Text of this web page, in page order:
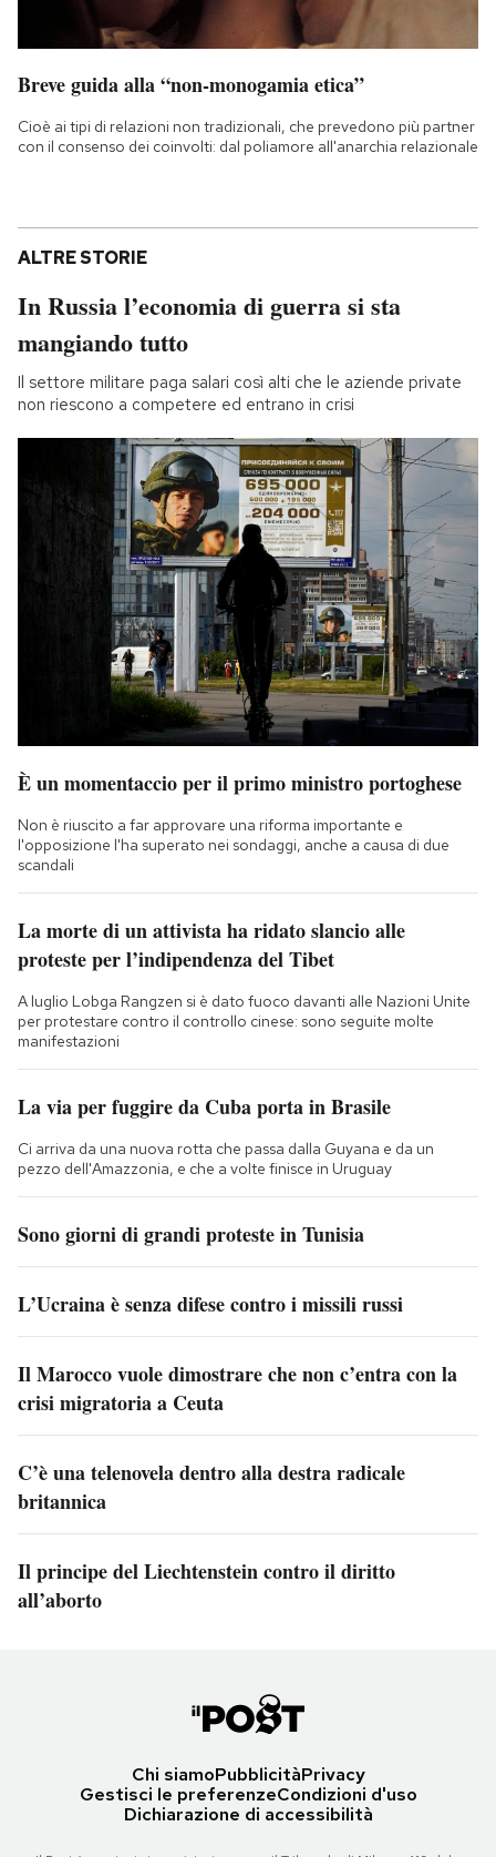
Breve guida alla “non-monogamia etica”
Cioè ai tipi di relazioni non tradizionali, che prevedono più partner
con il consenso dei coinvolti: dal poliamore all'anarchia relazionale
ALTRE STORIE
In Russia l’economia di guerra si sta
mangiando tutto
Il settore militare paga salari così alti che le aziende private
non riescono a competere ed entrano in crisi
È un momentaccio per il primo ministro portoghese
Non è riuscito a far approvare una riforma importante e
l'opposizione l'ha superato nei sondaggi, anche a causa di due
scandali
La morte di un attivista ha ridato slancio alle
proteste per l’indipendenza del Tibet
A luglio Lobga Rangzen si è dato fuoco davanti alle Nazioni Unite
per protestare contro il controllo cinese: sono seguite molte
manifestazioni
La via per fuggire da Cuba porta in Brasile
Ci arriva da una nuova rotta che passa dalla Guyana e da un
pezzo dell'Amazzonia, e che a volte finisce in Uruguay
Sono giorni di grandi proteste in Tunisia
L’Ucraina è senza difese contro i missili russi
Il Marocco vuole dimostrare che non c’entra con la
crisi migratoria a Ceuta
C’è una telenovela dentro alla destra radicale
britannica
Il principe del Liechtenstein contro il diritto
all’aborto
Chi siamoPubblicitàPrivacy
Gestisci le preferenzeCondizioni d'uso
Dichiarazione di accessibilità